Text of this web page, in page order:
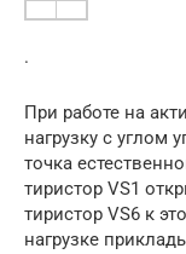
.
При работе на
нагрузку с
точка
тиристор VS1
тиристор VS6 к
нагрузке